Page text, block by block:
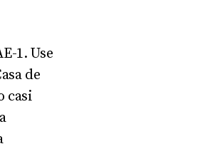
1. Use
de
casi